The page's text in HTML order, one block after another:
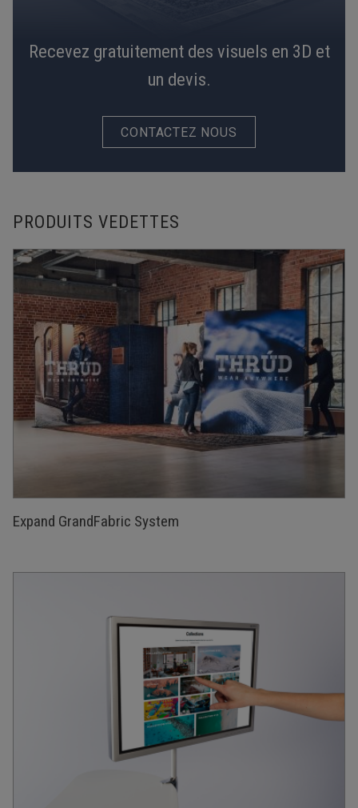
Recevez gratuitement des visuels en 3D et
un devis.
CONTACTEZ NOUS
PRODUITS VEDETTES
Expand GrandFabric System